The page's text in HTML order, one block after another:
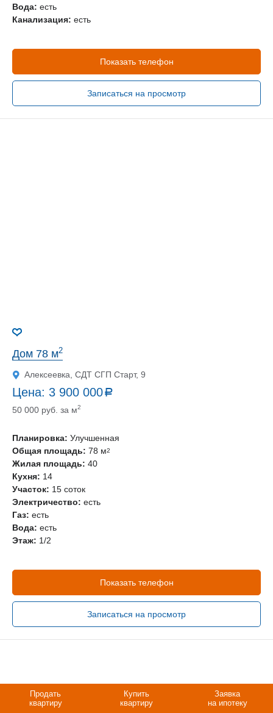
Вода: есть
Канализация: есть
Показать телефон
Записаться на просмотр
Дом 78 м2
Алексеевка, СДТ СГП Старт, 9
Цена: 3 900 000 a
руб.
50 000 руб. за м2
Планировка: Улучшенная
Общая площадь: 78 м2
Жилая площадь: 40
Кухня: 14
Участок: 15 соток
Электричество: есть
Газ: есть
Вода: есть
Этаж: 1/2
Показать телефон
Записаться на просмотр
Продать
квартиру
Купить
квартиру
Заявка
на ипотеку